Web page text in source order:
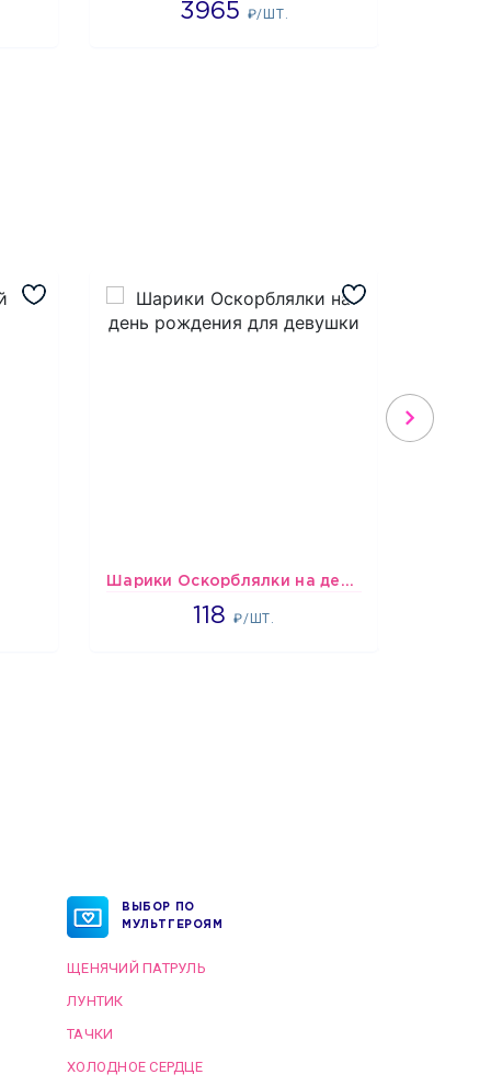
3965 ₽/ШТ.
Шарики Оскорблялки на день рождения для девушки
118₽/ШТ.
1766
ВЫБОР ПО
МУЛЬТГЕРОЯМ
ЩЕНЯЧИЙ ПАТРУЛЬ
ЛУНТИК
ТАЧКИ
ХОЛОДНОЕ СЕРДЦЕ